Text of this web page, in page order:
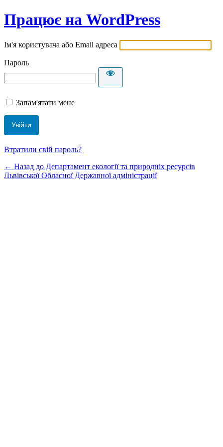
Працює на WordPress
Ім'я користувача або Email адреса
Пароль
Запам'ятати мене
Втратили свій пароль?
← Назад до Департамент екології та природніх ресурсів
Львівської Обласної Державної адміністрації